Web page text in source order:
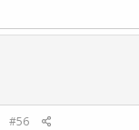
#56